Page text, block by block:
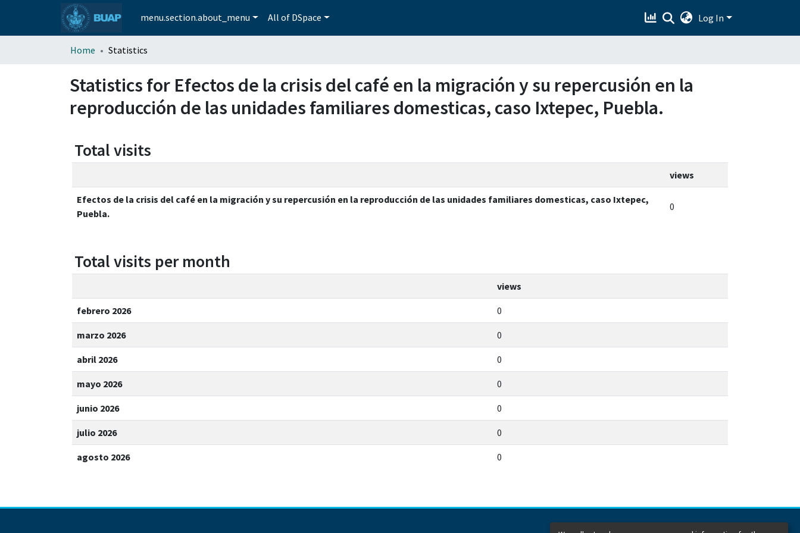
menu.section.about_menu All of DSpace Log In
Home Statistics
Statistics for Efectos de la crisis del café en la migración y su repercusión en la
reproducción de las unidades familiares domesticas, caso Ixtepec, Puebla.
Total visits
views
Efectos de la crisis del café en la migración y su repercusión en la reproducción de las unidades familiares domesticas, caso Ixtepec,
Puebla.
0
Total visits per month
views
febrero 2026 0
marzo 2026 0
abril 2026 0
mayo 2026 0
junio 2026 0
julio 2026 0
agosto 2026 0